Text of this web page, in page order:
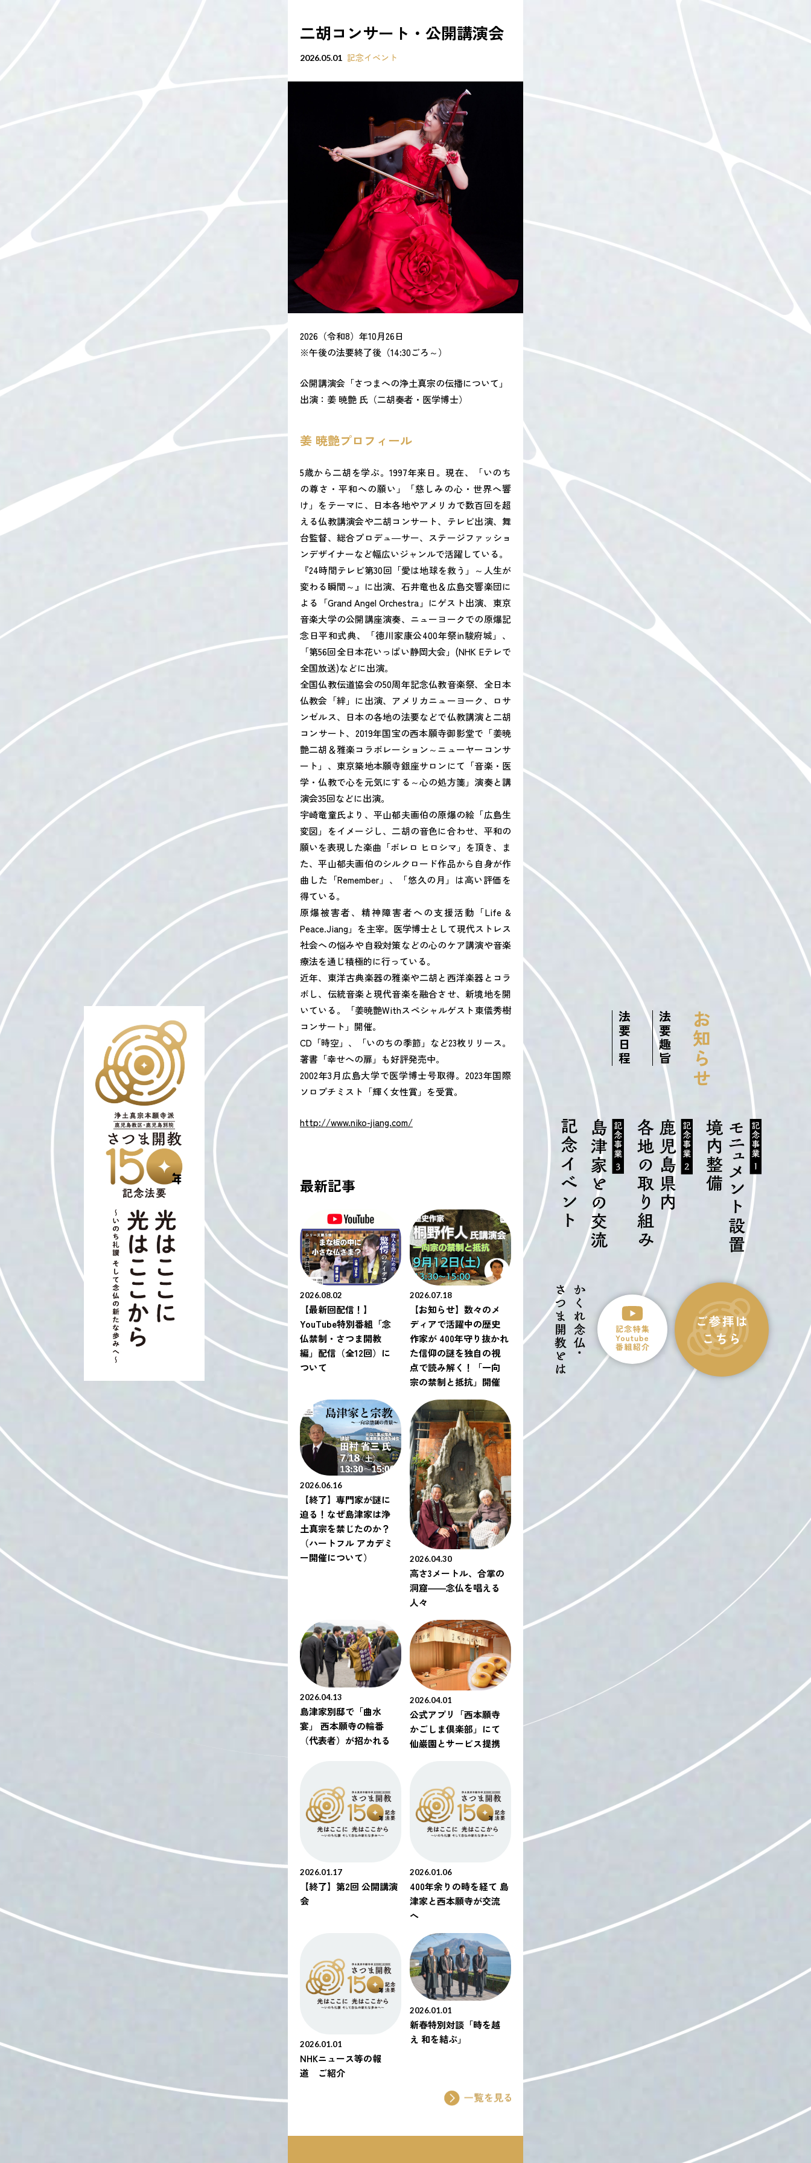
お知らせ
法要趣旨
法要日程
二胡コンサート・公開講演会
2026.05.01 記念イベント
2026（令和8）年10月26日
※午後の法要終了後（14:30ごろ～）
公開講演会「さつまへの浄土真宗の伝播について」
出演：姜 暁艶 氏（二胡奏者・医学博士）
姜 暁艶プロフィール
5歳から二胡を学ぶ。1997年来日。現在、「いのち
の尊さ・平和への願い」「慈しみの心・世界へ響
け」をテーマに、日本各地やアメリカで数百回を超
える仏教講演会や二胡コンサート、テレビ出演、舞
台監督、総合プロデュ―サー、ステージファッショ
ンデザイナーなど幅広いジャンルで活躍している。
『24時間テレビ第30回「愛は地球を救う」～人生が
変わる瞬間～』に出演、石井竜也＆広島交響楽団に
よる「Grand Angel Orchestra」にゲスト出演、東京
音楽大学の公開講座演奏、ニューヨークでの原爆記
念日平和式典、「徳川家康公400年祭in駿府城」、
「第56回全日本花いっぱい静岡大会」(NHK Eテレで
全国放送)などに出演。
全国仏教伝道協会の50周年記念仏教音楽祭、全日本
仏教会「絆」に出演、アメリカニューヨーク、ロサ
ンゼルス、日本の各地の法要などで仏教講演と二胡
コンサート、2019年国宝の西本願寺御影堂で「姜暁
艶二胡＆雅楽コラボレーション～ニューヤーコンサ
ート」、東京築地本願寺銀座サロンにて「音楽・医
学・仏教で心を元気にする～心の処方箋」演奏と講
演会35回などに出演。
宇崎竜童氏より、平山郁夫画伯の原爆の絵「広島生
変図」をイメージし、二胡の音色に合わせ、平和の
願いを表現した楽曲「ボレロ ヒロシマ」を頂き、ま
た、平山郁夫画伯のシルクロード作品から自身が作
曲した「Remember」、「悠久の月」は高い評価を
得ている。
原爆被害者、精神障害者への支援活動「Life &
Peace.Jiang」を主宰。医学博士として現代ストレス
社会への悩みや自殺対策などの心のケア講演や音楽
療法を通じ積極的に行っている。
近年、東洋古典楽器の雅楽や二胡と西洋楽器とコラ
ボし、伝統音楽と現代音楽を融合させ、新境地を開
いている。「姜暁艶Withスペシャルゲスト東儀秀樹
コンサート」開催。
CD「時空」、「いのちの季節」など23枚リリース。
著書「幸せへの扉」も好評発売中。
2002年3月広島大学で医学博士号取得。2023年国際
ソロプチミスト「輝く女性賞」を受賞。
http://www.niko-jiang.com/
最新記事
2026.08.02
【最新回配信！】
YouTube特別番組「念
仏禁制・さつま開教
編」配信（全12回）に
ついて
2026.07.18
【お知らせ】数々のメ
ディアで活躍中の歴史
作家が 400年守り抜かれ
た信仰の謎を独自の視
点で読み解く！「一向
宗の禁制と抵抗」開催
2026.06.16
【終了】専門家が謎に
迫る！なぜ島津家は浄
土真宗を禁じたのか？
（ハートフル アカデミ
ー開催について）
2026.04.30
高さ3メートル、合掌の
洞窟――念仏を唱える
人々
2026.04.13
島津家別邸で「曲水
宴」 西本願寺の輪番
（代表者）が招かれる
2026.04.01
公式アプリ「西本願寺
かごしま倶楽部」にて
仙巌園とサービス提携
2026.01.17
【終了】第2回 公開講演
会
2026.01.06
400年余りの時を経て 島
津家と西本願寺が交流
へ
2026.01.01
NHKニュース等の報
道 ご紹介
2026.01.01
新春特別対談「時を越
え 和を結ぶ」